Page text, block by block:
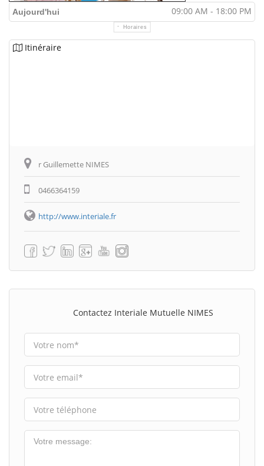
Aujourd'hui 09:00 AM - 18:00 PM
Horaires
Itinéraire
r Guillemette NIMES
0466364159
http://www.interiale.fr
Contactez Interiale Mutuelle NIMES